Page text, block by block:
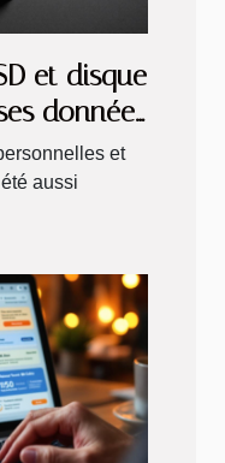
et disque
données
et
aussi